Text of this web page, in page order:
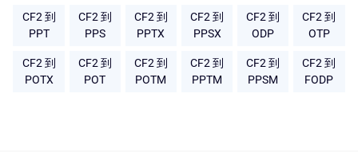
CF2 到
PPT
CF2 到
PPS
CF2 到
PPTX
CF2 到
PPSX
CF2 到
ODP
CF2 到
OTP
CF2 到
POTX
CF2 到
POT
CF2 到
POTM
CF2 到
PPTM
CF2 到
PPSM
CF2 到
FODP